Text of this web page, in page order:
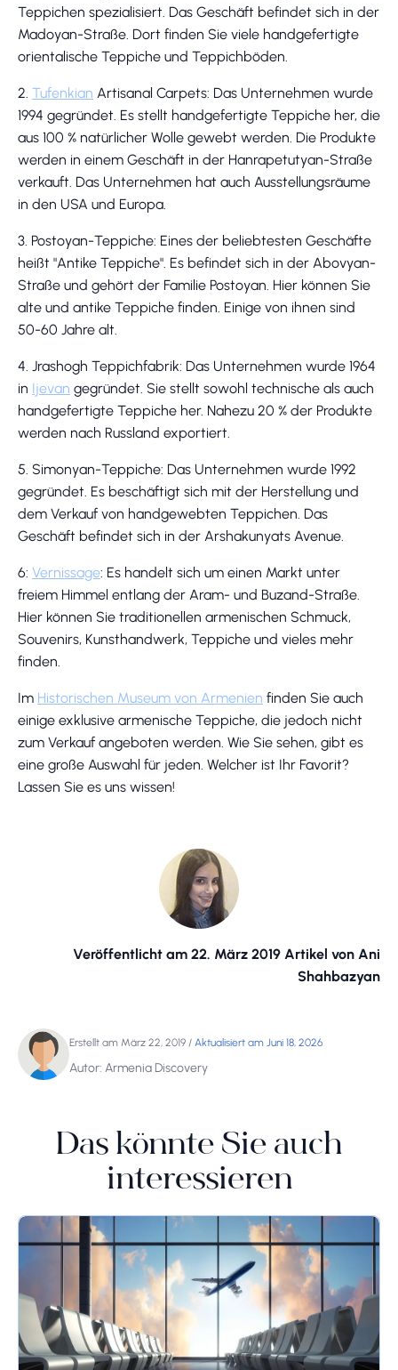
Teppichen spezialisiert. Das Geschäft befindet sich in der
Madoyan-Straße. Dort finden Sie viele handgefertigte
orientalische Teppiche und Teppichböden.
2. Tufenkian Artisanal Carpets: Das Unternehmen wurde
1994 gegründet. Es stellt handgefertigte Teppiche her, die
aus 100 % natürlicher Wolle gewebt werden. Die Produkte
werden in einem Geschäft in der Hanrapetutyan-Straße
verkauft. Das Unternehmen hat auch Ausstellungsräume
in den USA und Europa.
3. Postoyan-Teppiche: Eines der beliebtesten Geschäfte
heißt "Antike Teppiche". Es befindet sich in der Abovyan-
Straße und gehört der Familie Postoyan. Hier können Sie
alte und antike Teppiche finden. Einige von ihnen sind
50-60 Jahre alt.
4. Jrashogh Teppichfabrik: Das Unternehmen wurde 1964
in Ijevan gegründet. Sie stellt sowohl technische als auch
handgefertigte Teppiche her. Nahezu 20 % der Produkte
werden nach Russland exportiert.
5. Simonyan-Teppiche: Das Unternehmen wurde 1992
gegründet. Es beschäftigt sich mit der Herstellung und
dem Verkauf von handgewebten Teppichen. Das
Geschäft befindet sich in der Arshakunyats Avenue.
6: Vernissage: Es handelt sich um einen Markt unter
freiem Himmel entlang der Aram- und Buzand-Straße.
Hier können Sie traditionellen armenischen Schmuck,
Souvenirs, Kunsthandwerk, Teppiche und vieles mehr
finden.
Im Historischen Museum von Armenien finden Sie auch
einige exklusive armenische Teppiche, die jedoch nicht
zum Verkauf angeboten werden. Wie Sie sehen, gibt es
eine große Auswahl für jeden. Welcher ist Ihr Favorit?
Lassen Sie es uns wissen!
Veröffentlicht am 22. März 2019 Artikel von Ani
Shahbazyan
Erstellt am März 22, 2019 / Aktualisiert am Juni 18, 2026
Autor: Armenia Discovery
Das könnte Sie auch
interessieren